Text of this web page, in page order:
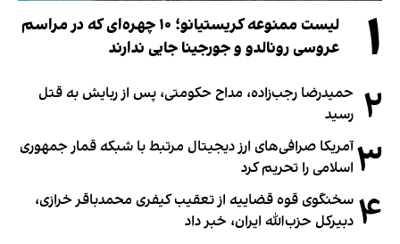
۱
لیست ممنوعه کریستیانو؛ ۱۰ چهره‌ای که در مراسم
عروسی رونالدو و جورجینا جایی ندارند
۲ حمیدرضا رجب‌زاده، مداح حکومتی، پس از ربایش به قتل
رسید
۳آمریکا صرافی‌های ارز دیجیتال مرتبط با شبکه قمار جمهوری
اسلامی را تحریم کرد
۴ سخنگوی قوه قضاییه از تعقیب کیفری محمدباقر خرازی،
دبیر‌کل حزب‌الله ایران، خبر داد